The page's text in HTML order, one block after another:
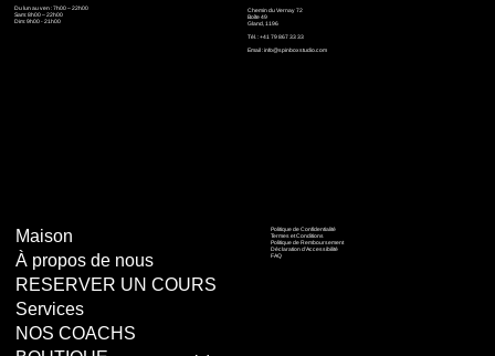
Chemin du Vernay 72
Boîte 49
Gland, 1196
Tél. : +41 79 867 33 33
Email :info@spinboxstudio.com
Du lun au ven : 7h00 – 22h00
Sam: 8h00 – 22h00
Dim: 9h00 - 21h00
Maison
À propos de nous
RESERVER UN COURS
Services
NOS COACHS
Politique de Confidentialité
Termes et Conditions
Politique de Remboursement
Déclaration d'Accessibilité
FAQ